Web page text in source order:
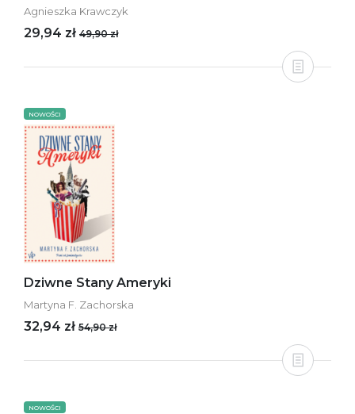
Agnieszka Krawczyk
29,94 zł 49,90 zł
NOWOŚCI
Dziwne Stany Ameryki
Martyna F. Zachorska
32,94 zł 54,90 zł
NOWOŚCI